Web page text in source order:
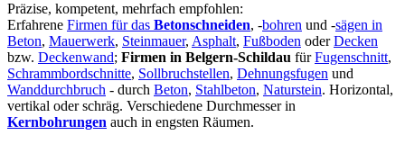
Präzise, kompetent, mehrfach empfohlen:
Erfahrene Firmen für das Betonschneiden, -bohren und -sägen in
Beton, Mauerwerk, Steinmauer, Asphalt, Fußboden oderDecken
bzw. Deckenwand; Firmen in Belgern-Schildau fürFugenschnitt,
Schrammbordschnitte, Sollbruchstellen, Dehnungsfugen und
Wanddurchbruch - durch Beton, Stahlbeton, Naturstein. Horizontal,
vertikal oder schräg. Verschiedene Durchmesser in
Kernbohrungen auch in engsten Räumen.